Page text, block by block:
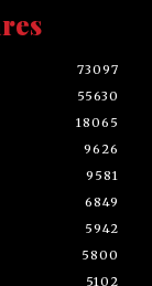
73097
55630
18065
9626
9581
6849
5942
5800
5102